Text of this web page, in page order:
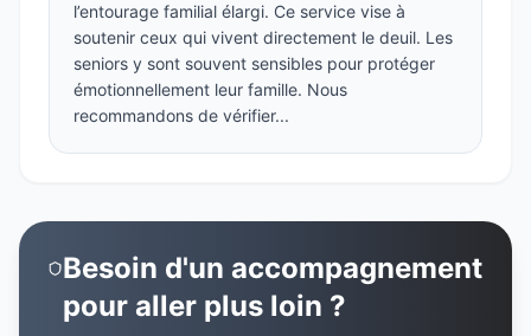
l’entourage familial élargi. Ce service vise à
soutenir ceux qui vivent directement le deuil. Les
seniors y sont souvent sensibles pour protéger
émotionnellement leur famille. Nous
recommandons de vérifier...
Besoin d'un accompagnement
pour aller plus loin ?